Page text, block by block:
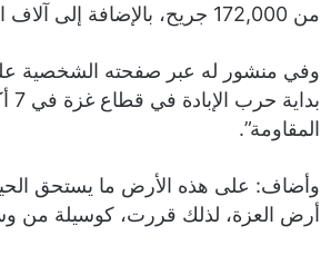
من 172,000 جريح، بالإضافة إلى آلاف المفقودين”.
وفي منشور له عبر صفحته الشخصية
المقاومة”.
وأضاف: على هذه الأرض ما يستحق
أرض العزة، لذلك قررت، كوسيلة من